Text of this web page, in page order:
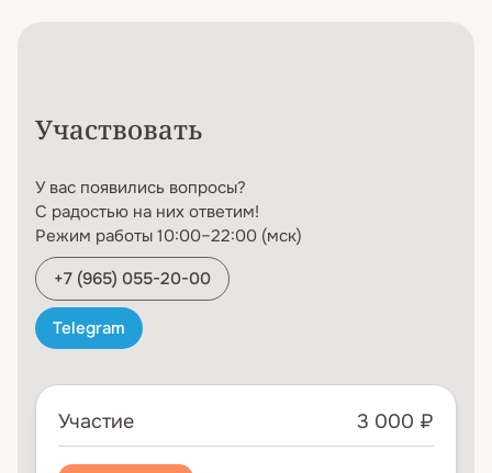
Участвовать
У вас появились вопросы?
С радостью на них ответим!
Режим работы 10:00–22:00 (мск)
+7 (965) 055-20-00
Telegram
Участие 3 000 ₽